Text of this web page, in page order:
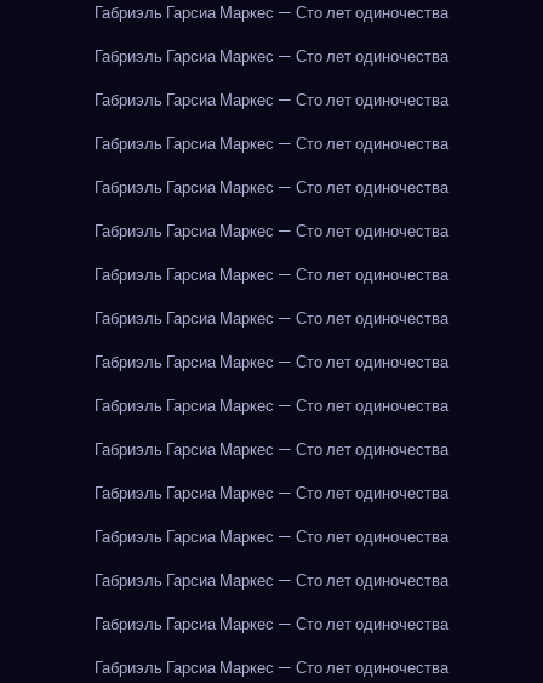
Габриэль Гарсиа Маркес — Сто лет одиночества
Габриэль Гарсиа Маркес — Сто лет одиночества
Габриэль Гарсиа Маркес — Сто лет одиночества
Габриэль Гарсиа Маркес — Сто лет одиночества
Габриэль Гарсиа Маркес — Сто лет одиночества
Габриэль Гарсиа Маркес — Сто лет одиночества
Габриэль Гарсиа Маркес — Сто лет одиночества
Габриэль Гарсиа Маркес — Сто лет одиночества
Габриэль Гарсиа Маркес — Сто лет одиночества
Габриэль Гарсиа Маркес — Сто лет одиночества
Габриэль Гарсиа Маркес — Сто лет одиночества
Габриэль Гарсиа Маркес — Сто лет одиночества
Габриэль Гарсиа Маркес — Сто лет одиночества
Габриэль Гарсиа Маркес — Сто лет одиночества
Габриэль Гарсиа Маркес — Сто лет одиночества
Габриэль Гарсиа Маркес — Сто лет одиночества